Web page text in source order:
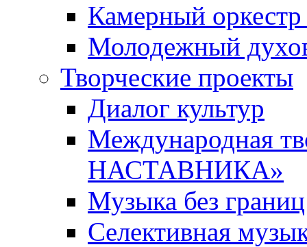
Камерный оркестр
Молодежный
Творческие проекты
Диалог культур
Международная
НАСТАВНИКА»
Музыка без границ
Селективная